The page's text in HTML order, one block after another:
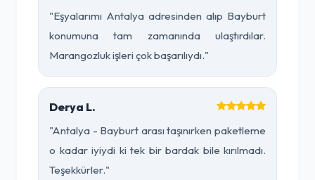
"Eşyalarımı Antalya adresinden alıp Bayburt
konumuna tam zamanında ulaştırdılar.
Marangozluk işleri çok başarılıydı."
Derya L.
"Antalya - Bayburt arası taşınırken paketleme
o kadar iyiydi ki tek bir bardak bile kırılmadı.
Teşekkürler."